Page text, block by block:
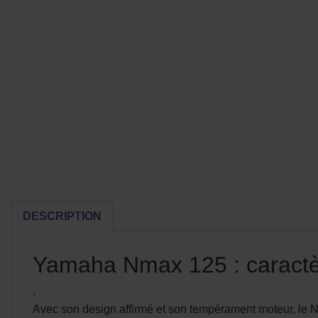
DESCRIPTION
Yamaha Nmax 125 :
.
Avec son design affirmé et son tempérament moteur, le N